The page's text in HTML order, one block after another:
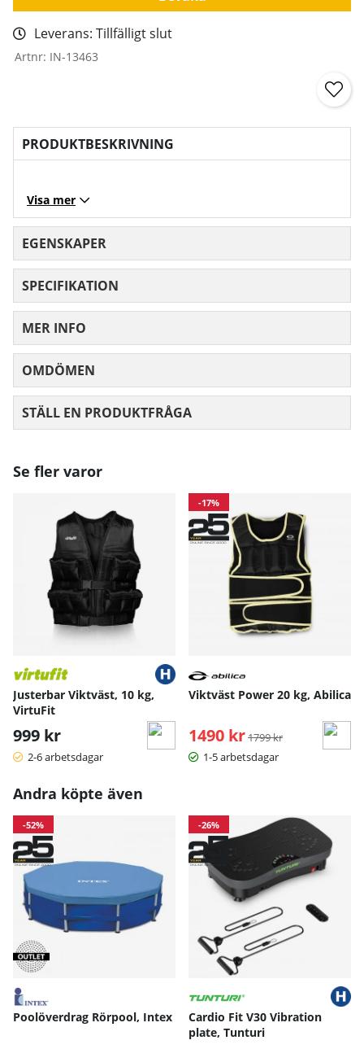
Leverans: Tillfälligt slut
Artnr: IN-13463
PRODUKTBESKRIVNING
Visa mer
EGENSKAPER
SPECIFIKATION
MER INFO
OMDÖMEN
STÄLL EN PRODUKTFRÅGA
Se fler varor
Justerbar Viktväst, 10 kg,
VirtuFit
999 kr
2-6 arbetsdagar
-17%
Viktväst Power 20 kg, Abilica
1490 kr Ordinarie pris:
1799 kr
1-5 arbetsdagar
Andra köpte även
-52%
Poolöverdrag Rörpool, Intex
-26%
Cardio Fit V30 Vibration
plate, Tunturi